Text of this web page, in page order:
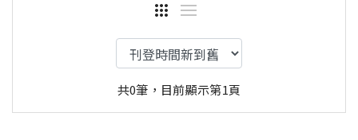
共0筆，目前顯示第1頁